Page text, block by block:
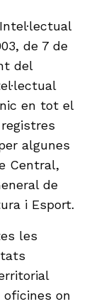
de 7 de
del
en tot el
algunes
Central,
de
i Esport.
les
oficines on